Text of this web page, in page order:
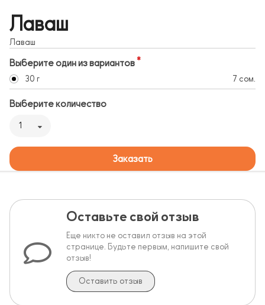
Лаваш
Лаваш
Выберите один из вариантов
30 г 7 сом.
Выберите количество
1
Заказать
Оставьте свой отзыв
Еще никто не оставил отзыв на этой
странице. Будьте первым, напишите свой
отзыв!
Оставить отзыв